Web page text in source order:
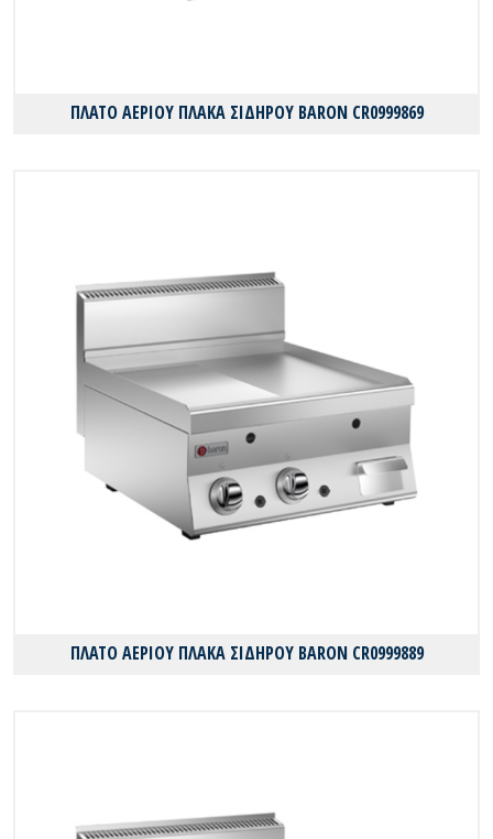
ΠΛΑΤΟ ΑΕΡΙΟΥ ΠΛΑΚΑ ΣΙΔΗΡΟΥ BARON CR0999869
ΠΛΑΤΟ ΑΕΡΙΟΥ ΠΛΑΚΑ ΣΙΔΗΡΟΥ BARON CR0999889